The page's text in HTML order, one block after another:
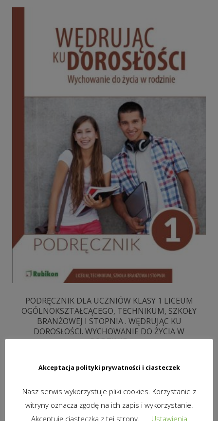
PODRĘCZNIK DLA UCZNIÓW KLASY 1 LICEUM
OGÓLNOKSZTAŁCĄCEGO, TECHNIKUM, SZKOŁY
BRANŻOWEJ I STOPNIA . WĘDRUJĄC KU
DOROSŁOŚCI. WYCHOWANIE DO ŻYCIA W
RODZINIE.
Akceptacja polityki prywatności i ciasteczek
Nasz serwis wykorzystuje pliki cookies. Korzystanie z
witryny oznacza zgodę na ich zapis i wykorzystanie.
Akceptuję ciasteczka z tej strony.
Ustawienia